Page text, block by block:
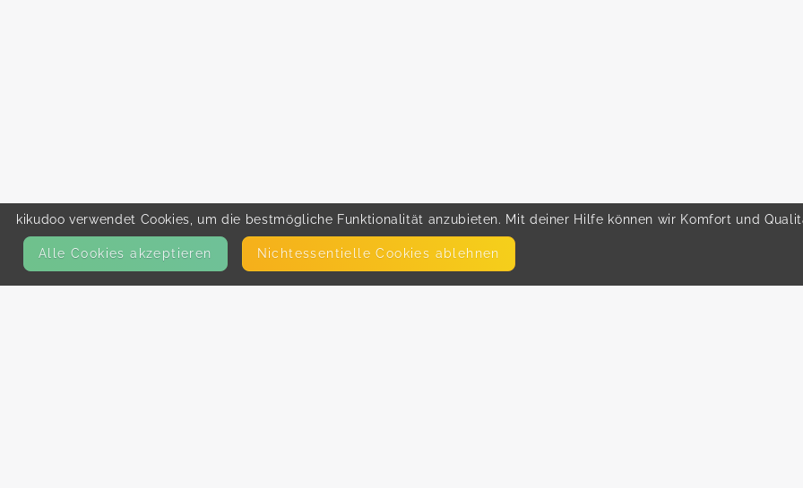
kikudoo verwendet Cookies, um die bestmögliche Funktionalität anzubieten. Mit deiner Hilfe können wir Komfort und
Alle Cookies akzeptieren Nicht­essentielle Cookies ablehnen